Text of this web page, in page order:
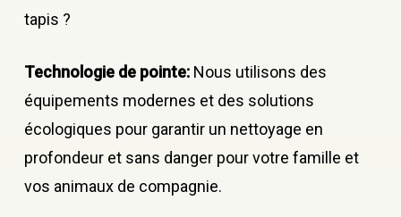
tapis ?
Technologie de pointe:Nous utilisons des
équipements modernes et des solutions
écologiques pour garantir un nettoyage en
profondeur et sans danger pour votre famille et
vos animaux de compagnie.